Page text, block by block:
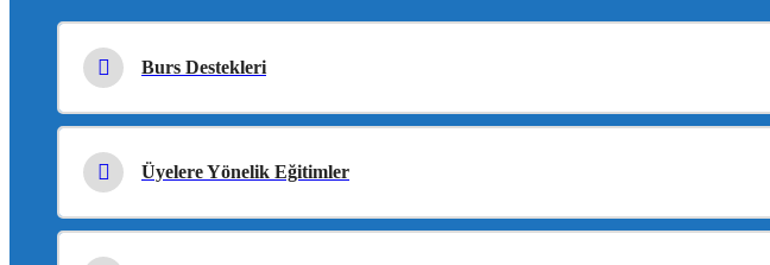
Burs Destekleri
Üyelere Yönelik Eğitimler